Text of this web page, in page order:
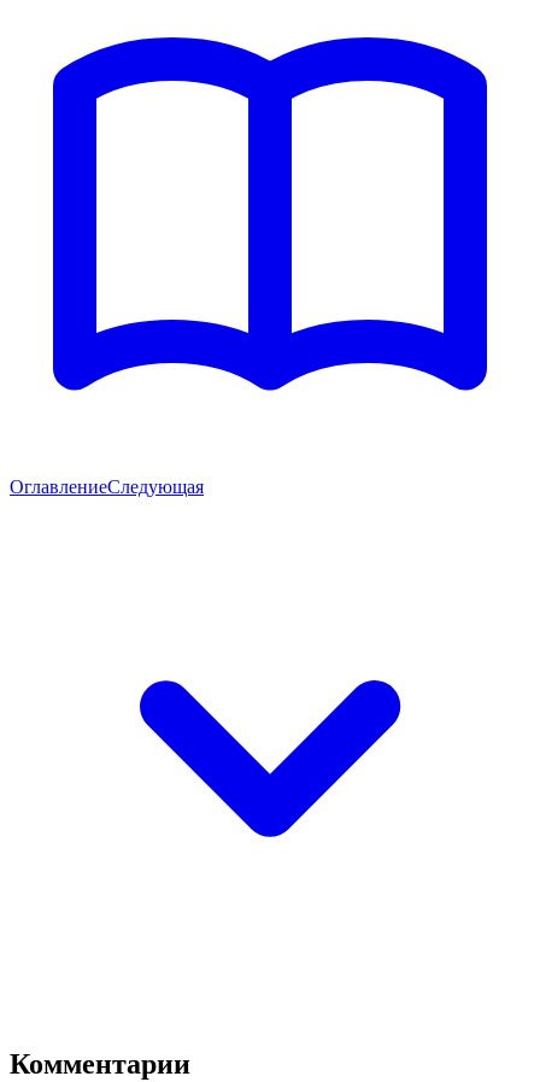
ОглавлениеСледующая
Комментарии